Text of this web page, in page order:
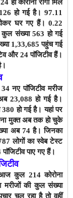
कोरोना रोगी मिले
हो गई है। 97.11
घर गए हैं। 0.22
कुल संख्या 563 हो गई
1,33,685 पहुंच गई
और 24 पाॅजिटीव हैं।
नए पाॅजिटीव मरीज
23,088 हो गई है।
380 हो गई है। यहां पर
मुक्त अब तक हो चुके
अब 74 है। जिनका
लोगों का स्वेब टेस्ट
पाए गए हैं।
आज कुल 214 कोरोना
मरीजों की कुल संख्या
चल रहा है तो वहीं